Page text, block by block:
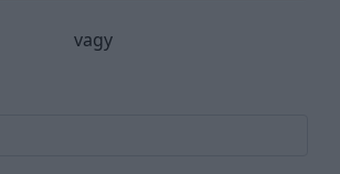
vagy